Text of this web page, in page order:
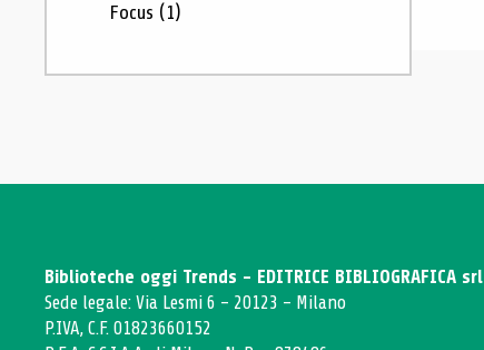
Focus (1)
Biblioteche oggi Trends - EDITRICE BIBLIOGRAFICA srl
Sede legale: Via Lesmi 6 - 20123 - Milano
P.IVA, C.F. 01823660152